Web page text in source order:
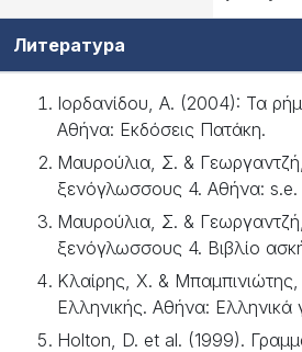
Литература
Ιορδανίδου, Α. (2004): Τα
Αθήνα: Εκδόσεις Πατάκη.
Μαυρούλια, Σ. &
ξενόγλωσσους 4. Αθήνα: s.e.
Μαυρούλια, Σ. &
ξενόγλωσσους 4. Βιβλίο
Κλαίρης, Χ. &
Ελληνικής. Αθήνα: Ελληνικά
Holton, D. et al. (1999).